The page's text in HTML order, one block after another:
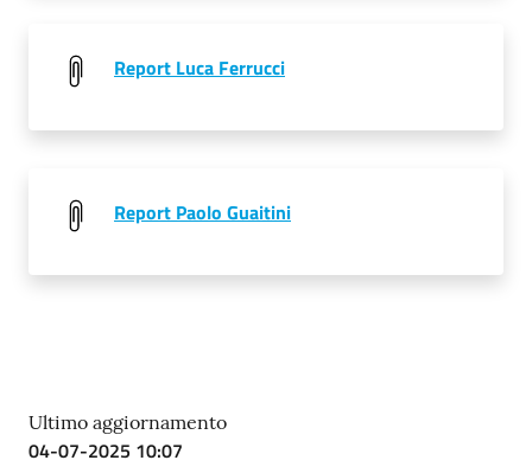
Report Luca Ferrucci
Report Paolo Guaitini
Ultimo aggiornamento
04-07-2025 10:07